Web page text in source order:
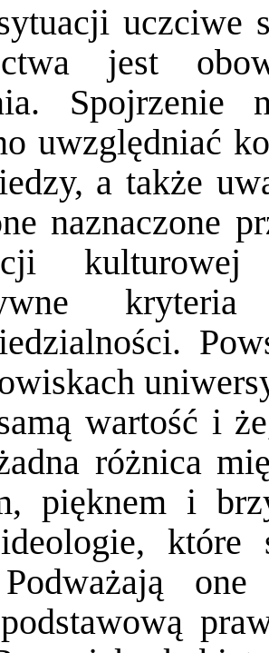
uczciwe
jest
Spojrzenie
uwzględniać
a także
naznaczone
wartość i
różnica
pięknem i
które
one